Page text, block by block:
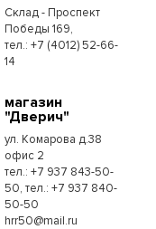
Склад - Проспект
Победы 169,
тел.:​ +7 (4012) 52-66-
14
магазин
"Дверич"
ул. Комарова д.38
офис 2
тел.: +7 937 843-50-
50, тел.: +7 937 840-
50-50
hrr50@mail.ru